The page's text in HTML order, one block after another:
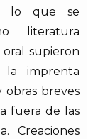
lo que se
literatura
supieron
la imprenta
breves
fuera de las
Creaciones